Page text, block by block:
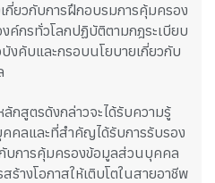
วกับการฝึกอบรมการคุ้มครอง
รทั่วโลกปฏิบัติตามกฎระเบียบ
งคับและกรอบนโยบายเกี่ยวกับ
สูตรดังกล่าวจะได้รับความรู้
คลและที่สำคัญได้รับการรับรอง
บการคุ้มครองข้อมูลส่วนบุคคล
ร้างโอกาสให้เติบโตในสายอาชีพ